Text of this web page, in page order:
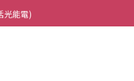
）
光能電)